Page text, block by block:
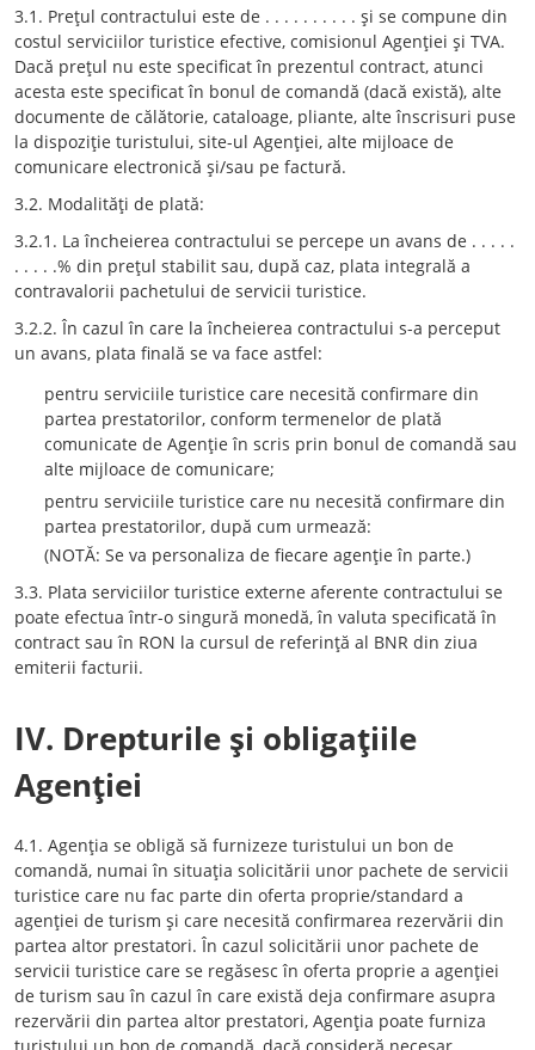
3.1. Preţul contractului este de . . . . . . . . . . şi se compune din
costul serviciilor turistice efective, comisionul Agenţiei şi TVA.
Dacă preţul nu este specificat în prezentul contract, atunci
acesta este specificat în bonul de comandă (dacă există), alte
documente de călătorie, cataloage, pliante, alte înscrisuri puse
la dispoziţie turistului, site-ul Agenţiei, alte mijloace de
comunicare electronică şi/sau pe factură.
3.2. Modalităţi de plată:
3.2.1. La încheierea contractului se percepe un avans de . . . . .
. . . . .% din preţul stabilit sau, după caz, plata integrală a
contravalorii pachetului de servicii turistice.
3.2.2. În cazul în care la încheierea contractului s-a perceput
un avans, plata finală se va face astfel:
pentru serviciile turistice care necesită confirmare din
partea prestatorilor, conform termenelor de plată
comunicate de Agenţie în scris prin bonul de comandă sau
alte mijloace de comunicare;
pentru serviciile turistice care nu necesită confirmare din
partea prestatorilor, după cum urmează:
(NOTĂ: Se va personaliza de fiecare agenţie în parte.)
3.3. Plata serviciilor turistice externe aferente contractului se
poate efectua într-o singură monedă, în valuta specificată în
contract sau în RON la cursul de referinţă al BNR din ziua
emiterii facturii.
IV. Drepturile şi obligaţiile
Agenţiei
4.1. Agenţia se obligă să furnizeze turistului un bon de
comandă, numai în situaţia solicitării unor pachete de servicii
turistice care nu fac parte din oferta proprie/standard a
agenţiei de turism şi care necesită confirmarea rezervării din
partea altor prestatori. În cazul solicitării unor pachete de
servicii turistice care se regăsesc în oferta proprie a agenţiei
de turism sau în cazul în care există deja confirmare asupra
rezervării din partea altor prestatori, Agenţia poate furniza